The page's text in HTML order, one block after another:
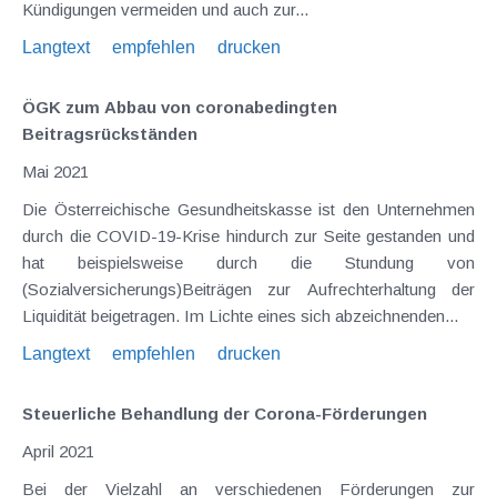
Kündigungen vermeiden und auch zur...
Langtext
empfehlen drucken
ÖGK zum Abbau von coronabedingten
Beitragsrückständen
Mai 2021
Die Österreichische Gesundheitskasse ist den Unternehmen
durch die COVID-19-Krise hindurch zur Seite gestanden und
hat beispielsweise durch die Stundung von
(Sozialversicherungs)Beiträgen zur Aufrechterhaltung der
Liquidität beigetragen. Im Lichte eines sich abzeichnenden...
Langtext
empfehlen drucken
Steuerliche Behandlung der Corona-Förderungen
April 2021
Bei der Vielzahl an verschiedenen Förderungen zur